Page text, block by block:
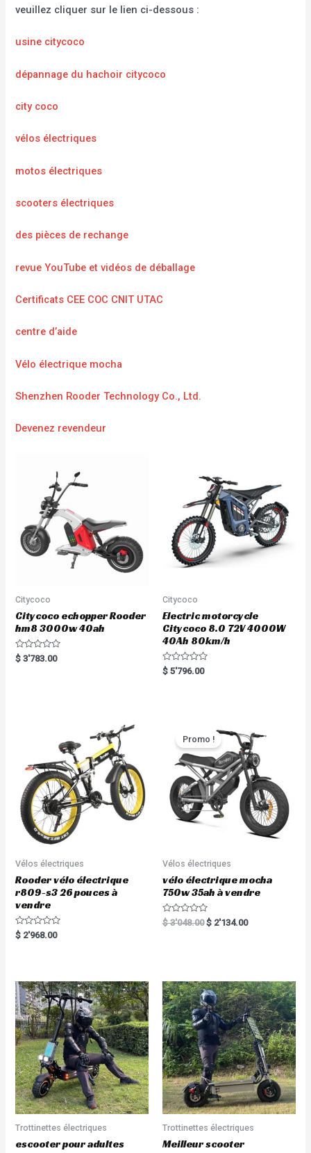
veuillez cliquer sur le lien ci-dessous :
usine citycoco
dépannage du hachoir citycoco
city coco
vélos électriques
motos électriques
scooters électriques
des pièces de rechange
revue YouTube et vidéos de déballage
Certificats CEE COC CNIT UTAC
centre d’aide
Vélo électrique mocha
Shenzhen Rooder Technology Co., Ltd.
Devenez revendeur
Citycoco
Citycoco echopper Rooder
hm8 3000w 40ah
R
a
$ 3'783.00
Citycoco
Electric motorcycle
Citycoco 8.0 72V 4000W
40Ah 80km/h
R
a
$ 5'796.00
Vélos électriques
Rooder vélo électrique
r809-s3 26 pouces à
vendre
R
a
o
u
t
o
f
5
$ 2'968.00
Promo !
Vélos électriques
vélo électrique mocha
750w 35ah à vendre
R
a
t
o
f
5
$3'048.00 $ 2'134.00
Trottinettes électriques
escooter pour adultes
Trottinettes électriques
Meilleur scooter